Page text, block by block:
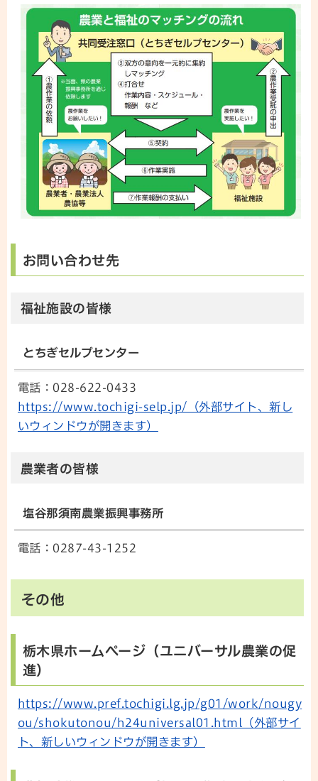
お問い合わせ先
福祉施設の皆様
とちぎセルプセンター
電話：028-622-0433
https://www.tochigi-selp.jp/（外部サイト、新し
いウィンドウが開きます）
農業者の皆様
塩谷那須南農業振興事務所
電話：0287-43-1252
その他
栃木県ホームページ（ユニバーサル農業の促
進）
https://www.pref.tochigi.lg.jp/g01/work/nougy
ou/shokutonou/h24universal01.html（外部サイ
ト、新しいウィンドウが開きます）